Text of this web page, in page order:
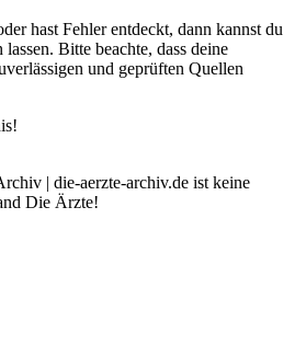
hast Fehler entdeckt, dann kannst du
Bitte beachte, dass deine
und geprüften Quellen
| die-aerzte-archiv.de ist keine
Die Ärzte!